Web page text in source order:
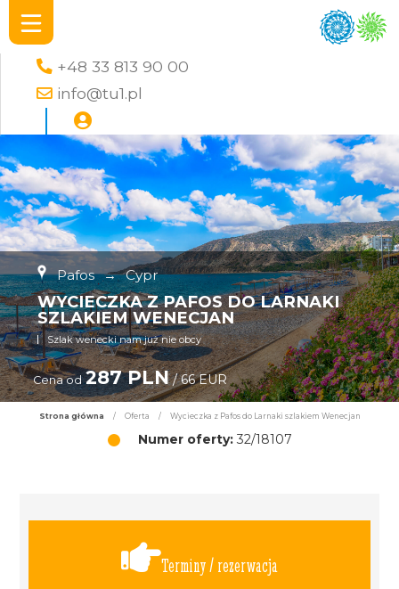
+48 33 813 90 00
info@tu1.pl
Pafos → Cypr
WYCIECZKA Z PAFOS DO LARNAKI
SZLAKIEM WENECJAN
Szlak wenecki nam już nie obcy
Cena od 287 PLN/ 66 EUR
Strona główna / Oferta / Wycieczka z Pafos do Larnaki szlakiem Wenecjan
Numer oferty:32/18107
Terminy / rezerwacja